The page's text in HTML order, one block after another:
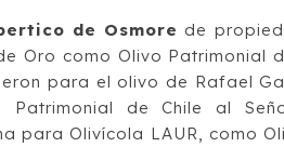
de Osmore de
Oro como Olivo Patrimonial
para el olivo de Rafael
Patrimonial de Chile al
para Olivícola LAUR, como